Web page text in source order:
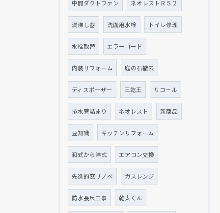
中間ダクトファン ネオレストＲＳ２
湯沸し器 洗面用水栓 トイレ修理
水栓取替 エラーコード
内装リフォーム 庭の石撤去
ディスポーザー 三乾王 リコール
排水管詰まり ネオレスト 新商品
豆知識 キッチンリフォーム
和式から洋式 エアコン交換
先進的窓リノベ ガスレンジ
防水長尺工事 乾太くん